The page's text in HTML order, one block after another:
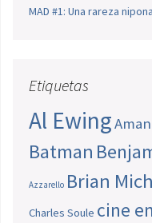
MAD #1: Una rareza nipona
Etiquetas
Al Ewing
Batman
Azzarello Brian
Charles Soule cine